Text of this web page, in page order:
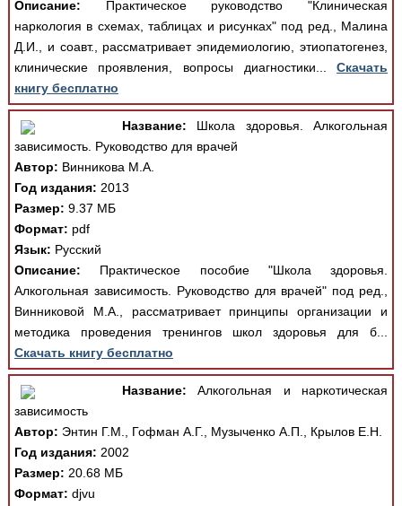
Описание: Практическое руководство "Клиническая
наркология в схемах, таблицах и рисунках" под ред., Малина
Д.И., и соавт., рассматривает эпидемиологию, этиопатогенез,
клинические проявления, вопросы диагностики...Скачать
книгу бесплатно
Название: Школа здоровья. Алкогольная
зависимость. Руководство для врачей
Автор: Винникова М.А.
Год издания: 2013
Размер: 9.37 МБ
Формат: pdf
Язык: Русский
Описание: Практическое пособие "Школа здоровья.
Алкогольная зависимость. Руководство для врачей" под ред.,
Винниковой М.А., рассматривает принципы организации и
методика проведения тренингов школ здоровья для б...
Скачать книгу бесплатно
Название: Алкогольная и наркотическая
зависимость
Автор: Энтин Г.М., Гофман А.Г., Музыченко А.П., Крылов Е.Н.
Год издания: 2002
Размер: 20.68 МБ
Формат: djvu